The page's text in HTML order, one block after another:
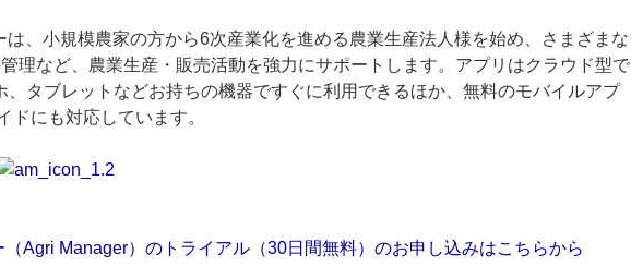
は、小規模農家の方から6次産業化を進める農業生産法人様を始め、さまざまな
理など、農業生産・販売活動を強力にサポートします。アプリはクラウド型で
、タブレットなどお持ちの機器ですぐに利用できるほか、無料のモバイルアプ
ドにも対応しています。
Agri Manager）のトライアル（30日間無料）のお申し込みはこちらから